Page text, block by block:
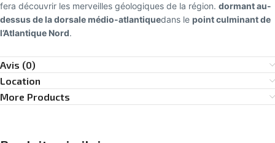
fera découvrir les merveilles géologiques de la région. dormant au-
dessus de la dorsale médio-atlantiquedans le point culminant de
l’Atlantique Nord.
Avis (0)
Location
More Products